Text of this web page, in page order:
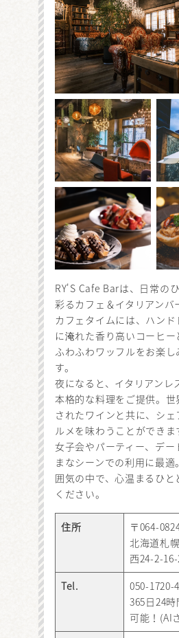
RY'S Cafe Barは、日常の
彩るカフェ＆イタリアンバ
カフェタイムには、ハン
に淹れた香り高いコーヒ
ふわふわワッフルをお楽し
す。
夜になると、イタリアンレ
本格的な料理をご提供。
されたワインと共に、シ
ルメを味わうことができま
女子会やパーティー、デー
まなシーンでの利用に最
囲気の中で、心温まるひと
ください。
住所
〒064-
北海道札
西24-2-16-
Tel.
050-1720-
365日24
可能！(AI